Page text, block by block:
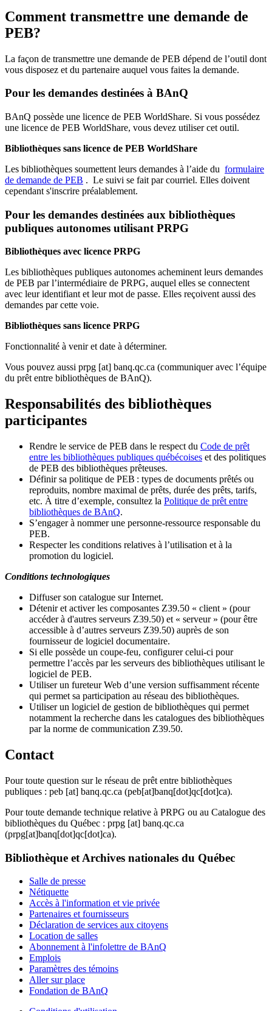
Comment transmettre une demande de
PEB?
La façon de transmettre une demande de PEB dépend de l’outil dont
vous disposez et du partenaire auquel vous faites la demande.
Pour les demandes destinées à BAnQ
BAnQ possède une licence de PEB WorldShare. Si vous possédez
une licence de PEB WorldShare, vous devez utiliser cet outil.
Bibliothèques sans licence de PEB WorldShare
Les bibliothèques soumettent leurs demandes à l’aide du formulaire
de demande de PEB . Le suivi se fait par courriel. Elles doivent
cependant s'inscrire préalablement.
Pour les demandes destinées aux bibliothèques
publiques autonomes utilisant PRPG
Bibliothèques avec licence PRPG
Les bibliothèques publiques autonomes acheminent leurs demandes
de PEB par l’intermédiaire de PRPG, auquel elles se connectent
avec leur identifiant et leur mot de passe. Elles reçoivent aussi des
demandes par cette voie.
Bibliothèques sans licence PRPG
Fonctionnalité à venir et date à déterminer.
Vous pouvez aussi prpg [at] banq.qc.ca (communiquer avec l’équipe
du prêt entre bibliothèques de BAnQ).
Responsabilités des bibliothèques
participantes
Rendre le service de PEB dans le respect du Code de prêt
entre les bibliothèques publiques québécoises et des politiques
de PEB des bibliothèques prêteuses.
Définir sa politique de PEB : types de documents prêtés ou
reproduits, nombre maximal de prêts, durée des prêts, tarifs,
etc. À titre d’exemple, consultez la Politique de prêt entre
bibliothèques de BAnQ.
S’engager à nommer une personne-ressource responsable du
PEB.
Respecter les conditions relatives à l’utilisation et à la
promotion du logiciel.
Conditions technologiques
Diffuser son catalogue sur Internet.
Détenir et activer les composantes Z39.50 « client » (pour
accéder à d'autres serveurs Z39.50) et « serveur » (pour être
accessible à d’autres serveurs Z39.50) auprès de son
fournisseur de logiciel documentaire.
Si elle possède un coupe-feu, configurer celui-ci pour
permettre l’accès par les serveurs des bibliothèques utilisant le
logiciel de PEB.
Utiliser un fureteur Web d’une version suffisamment récente
qui permet sa participation au réseau des bibliothèques.
Utiliser un logiciel de gestion de bibliothèques qui permet
notamment la recherche dans les catalogues des bibliothèques
par la norme de communication Z39.50.
Contact
Pour toute question sur le réseau de prêt entre bibliothèques
publiques : peb [at] banq.qc.ca (peb[at]banq[dot]qc[dot]ca).
Pour toute demande technique relative à PRPG ou au Catalogue des
bibliothèques du Québec : prpg [at] banq.qc.ca
(prpg[at]banq[dot]qc[dot]ca).
Bibliothèque et Archives nationales du Québec
Salle de presse
Nétiquette
Accès à l'information et vie privée
Partenaires et fournisseurs
Déclaration de services aux citoyens
Location de salles
Abonnement à l'infolettre de BAnQ
Emplois
Paramètres des témoins
Aller sur place
Fondation de BAnQ